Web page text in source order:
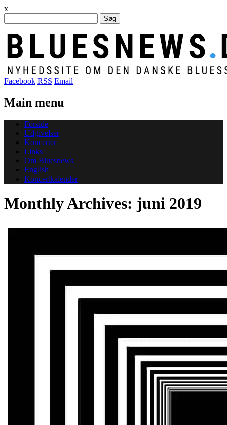
x
efter:
Facebook RSS Email
Main menu
Skip
content
Forside
Udgivelser
Koncerter
Links
Om Bluesnews
English
Koncertkalender
Monthly Archives: juni 2019